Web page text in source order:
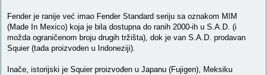
Fender je ranije već imao Fender Standard seriju sa oznakom MIM
(Made In Mexico) koja je bila dostupna do ranih 2000-ih u S.A.D. (i
možda ograničenom broju drugih tržišta), dok je van S.A.D. prodavan
Squier (tada proizvoden u Indoneziji).
Inače, istorijski je Squier proizvođen u Japanu (Fujigen), Meksiku